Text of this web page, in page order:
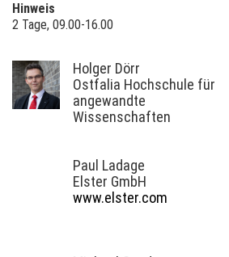
Hinweis
2 Tage, 09.00-16.00
Holger Dörr
Ostfalia Hochschule für
angewandte
Wissenschaften
Paul Ladage
Elster GmbH
www.elster.com